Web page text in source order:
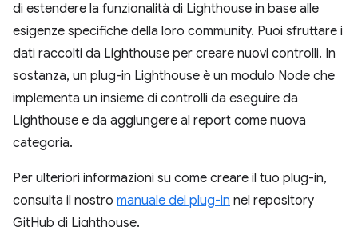
di estendere la funzionalità di Lighthouse in base alle
esigenze specifiche della loro community. Puoi sfruttare i
dati raccolti da Lighthouse per creare nuovi controlli. In
sostanza, un plug-in Lighthouse è un modulo Node che
implementa un insieme di controlli da eseguire da
Lighthouse e da aggiungere al report come nuova
categoria.
Per ulteriori informazioni su come creare il tuo plug-in,
consulta il nostro manuale del plug-in nel repository
GitHub di Lighthouse.